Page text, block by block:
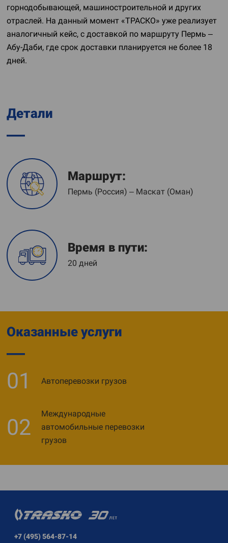
горнодобывающей, машиностроительной и других
отраслей. На данный момент «ТРАСКО» уже реализует
аналогичный кейс, с доставкой по маршруту Пермь –
Абу-Даби, где срок доставки планируется не более 18
дней.
Детали
Маршрут:
Пермь (Россия) – Маскат (Оман)
Время в пути:
20 дней
Оказанные услуги
01 Автоперевозки грузов
02
Международные
автомобильные перевозки
грузов
+7 (495) 564-87-14